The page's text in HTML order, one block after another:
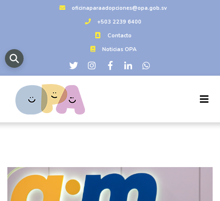
oficinaparaadopciones@opa.gob.sv
+503 2239 6400
Contacto
Noticias OPA